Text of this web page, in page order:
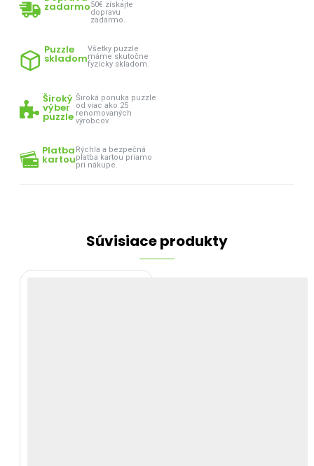
zadarmo50€ získajte
dopravu
zadarmo.
Puzzle
skladom
Všetky puzzle
máme skutočne
fyzicky skladom.
Široký
výber
puzzle
Široká ponuka puzzle
od viac ako 25
renomovaných
výrobcov.
Platba
kartou
Rýchla a bezpečná
platba kartou priamo
pri nákupe.
Súvisiace produkty